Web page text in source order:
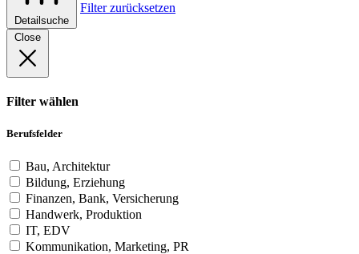
Detailsuche
Filter zurücksetzen
Close
Filter wählen
Berufsfelder
Bau, Architektur
Bildung, Erziehung
Finanzen, Bank, Versicherung
Handwerk, Produktion
IT, EDV
Kommunikation, Marketing, PR